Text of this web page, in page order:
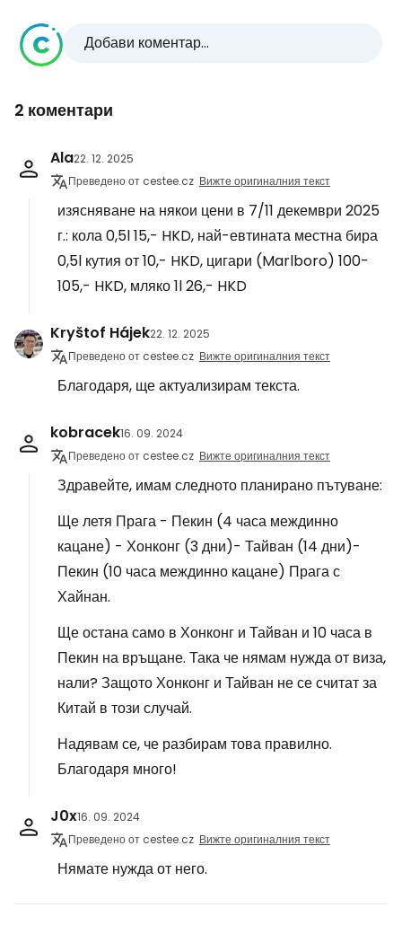
Добави коментар...
2 коментари
Ala22. 12. 2025
Преведено от cestee.cz Вижте оригиналния текст
изясняване на някои цени в 7/11 декември 2025
г.: кола 0,5l 15,- HKD, най-евтината местна бира
0,5l кутия от 10,- HKD, цигари (Marlboro) 100-
105,- HKD, мляко 1l 26,- HKD
Kryštof Hájek22. 12. 2025
Преведено от cestee.cz Вижте оригиналния текст
Благодаря, ще актуализирам текста.
kobracek16. 09. 2024
Преведено от cestee.cz Вижте оригиналния текст
Здравейте, имам следното планирано пътуване:
Ще летя Прага - Пекин (4 часа междинно
кацане) - Хонконг (3 дни)- Тайван (14 дни)-
Пекин (10 часа междинно кацане) Прага с
Хайнан.
Ще остана само в Хонконг и Тайван и 10 часа в
Пекин на връщане. Така че нямам нужда от виза,
нали? Защото Хонконг и Тайван не се считат за
Китай в този случай.
Надявам се, че разбирам това правилно.
Благодаря много!
J0x16. 09. 2024
Преведено от cestee.cz Вижте оригиналния текст
Нямате нужда от него.